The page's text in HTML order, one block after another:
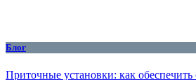
Блог
Приточные установки: как